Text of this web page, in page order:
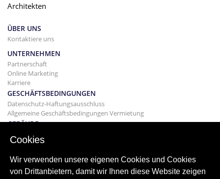
Architekten
ÜBER UNS
Kontaktiere uns
UNTERNEHMEN
Partnerschaft
Online Marketing
Karriere
GESCHÄFTSBEDINGUNGEN
Datenschutz-Haftungsausschluss
Allgemeine Geschäftsbedingungen Vermietung
GEBÄUDE
Projekte
Kaufen Sie Ihr Haus
Verkaufen
Cookies
Wir verwenden unsere eigenen Cookies und Cookies
von Drittanbietern, damit wir Ihnen diese Website zeigen